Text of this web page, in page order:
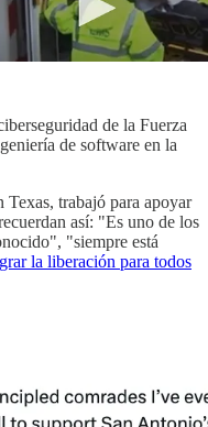
de la Fuerza
de software en la
trabajó para apoyar
así: "Es uno de los
"siempre está
la liberación para todos